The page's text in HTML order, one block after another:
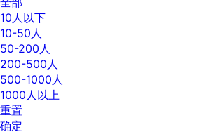
10人以下
10-50人
50-200人
200-500人
500-1000人
1000人以上
重置
确定